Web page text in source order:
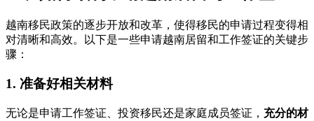
越南移民政策的逐步开放和改革，使得移民的申请过程变得相
对清晰和高效。以下是一些申请越南居留和工作签证的关键步
骤：
1. 准备好相关材料
无论是申请工作签证、投资移民还是家庭成员签证， 充分的材